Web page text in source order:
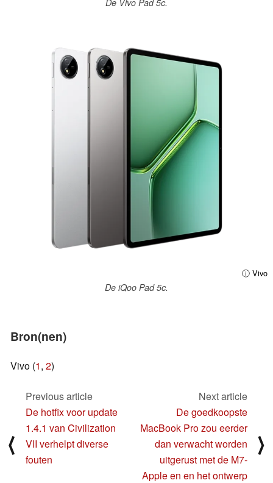
De Vivo Pad 5c.
ⓘ Vivo
De iQoo Pad 5c.
Bron(nen)
Vivo (1, 2)
⟨
Previous article
De hotfix voor update
1.4.1 van Civilization
VII verhelpt diverse
fouten
Next article
De goedkoopste
MacBook Pro zou eerder
dan verwacht worden
uitgerust met de M7-
Apple en en het ontwerp
⟩